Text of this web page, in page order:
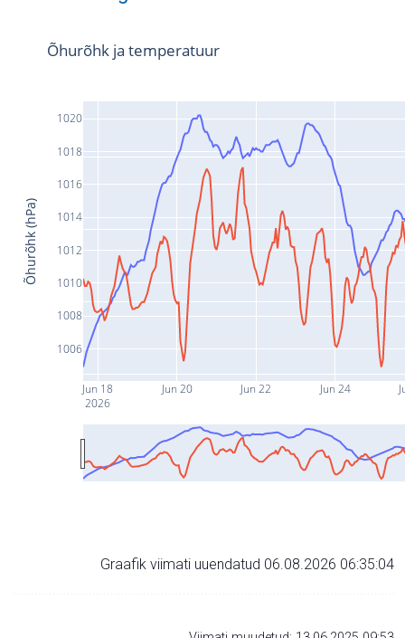
Jun 18
2026
Jun 20 Jun 22 Jun 24
1006
1008
1010
1012
1014
1016
1018
1020
Õhurõhk ja temperatuur
Õhurõhk (hPa)
Graafik viimati uuendatud 06.08.2026 06:35:04